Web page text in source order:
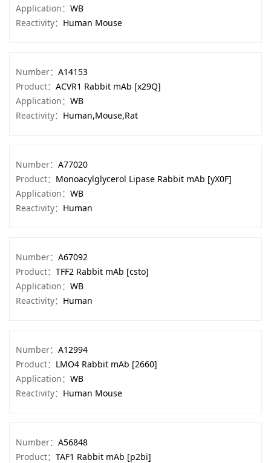
Application： WB
Reactivity： Human Mouse
Number： A14153
Product： ACVR1 Rabbit mAb [x29Q]
Application： WB
Reactivity： Human,Mouse,Rat
Number： A77020
Product： Monoacylglycerol Lipase Rabbit mAb [yX0F]
Application： WB
Reactivity： Human
Number： A67092
Product： TFF2 Rabbit mAb [csto]
Application： WB
Reactivity： Human
Number： A12994
Product： LMO4 Rabbit mAb [2660]
Application： WB
Reactivity： Human Mouse
Number： A56848
Product： TAF1 Rabbit mAb [p2bi]